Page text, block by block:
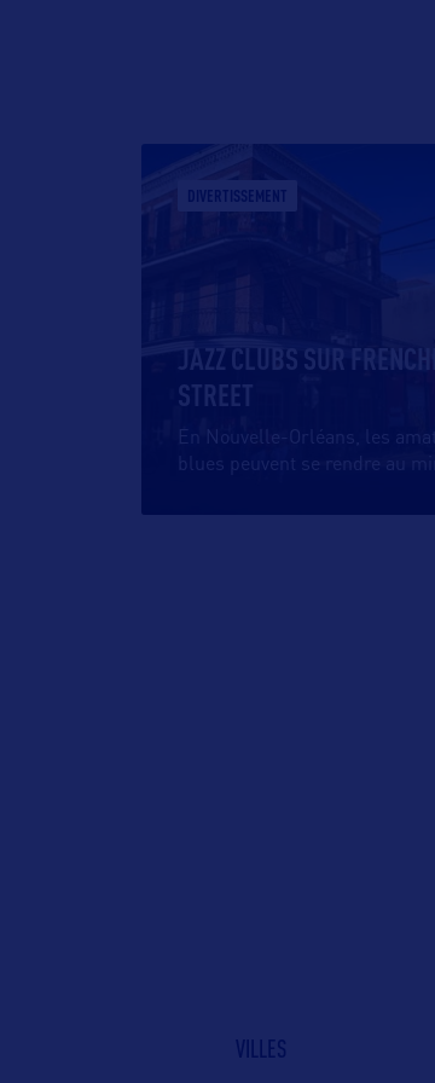
DIVERTISSEMENT
JAZZ CLUBS SUR
STREET
En Nouvelle-Orléans, les
blues peuvent se rendre au
VILLES